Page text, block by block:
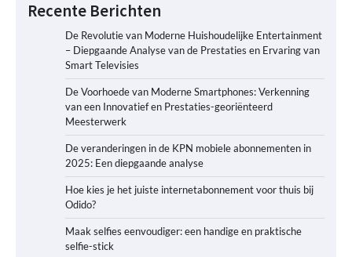
Recente Berichten
De Revolutie van Moderne Huishoudelijke Entertainment
– Diepgaande Analyse van de Prestaties en Ervaring van
Smart Televisies
De Voorhoede van Moderne Smartphones: Verkenning
van een Innovatief en Prestaties-georiënteerd
Meesterwerk
De veranderingen in de KPN mobiele abonnementen in
2025: Een diepgaande analyse
Hoe kies je het juiste internetabonnement voor thuis bij
Odido?
Maak selfies eenvoudiger: een handige en praktische
selfie-stick